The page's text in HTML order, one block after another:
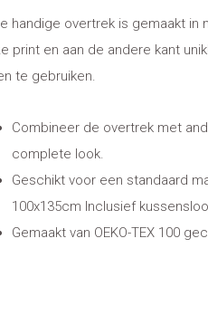
handige overtrek is gemaakt
print en aan de andere kant
te gebruiken.
Combineer de overtrek met
complete look.
Geschikt voor een standaard
100x135cm Inclusief
Gemaakt van OEKO-TEX 100